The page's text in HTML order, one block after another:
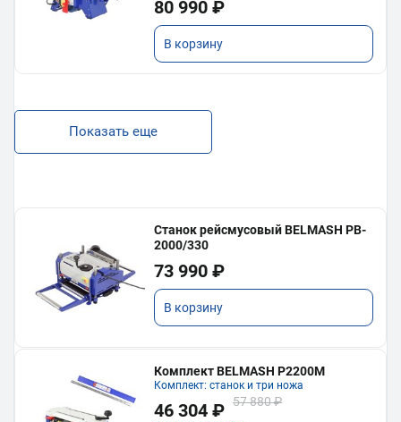
80 990 ₽
В корзину
Показать еще
Станок рейсмусовый BELMASH PB-
2000/330
73 990 ₽
В корзину
Комплект BELMASH P2200M
Комплект: станок и три ножа
46 304 ₽ 57 880 ₽